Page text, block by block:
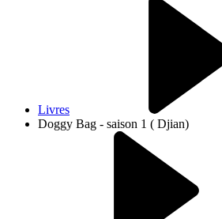
Livres
Doggy Bag - saison 1 ( Djian)